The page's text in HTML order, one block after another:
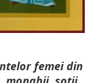
femei din